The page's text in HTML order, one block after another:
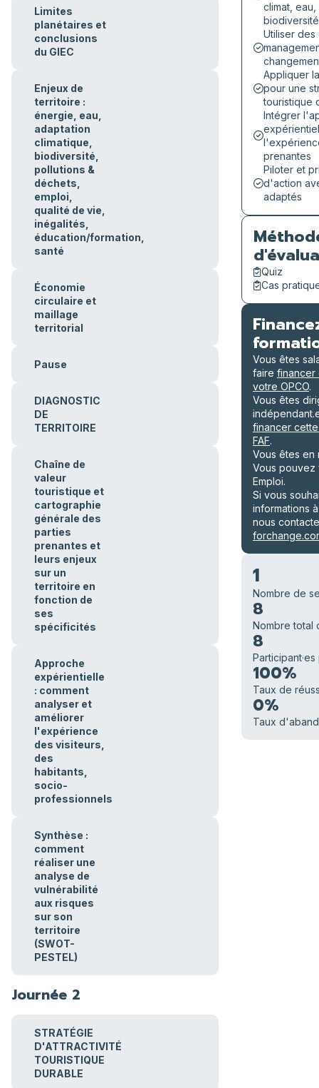
Limites
planétaires et
conclusions
du GIEC
Enjeux de
territoire :
énergie, eau,
adaptation
climatique,
biodiversité,
pollutions &
déchets,
emploi,
qualité de vie,
inégalités,
éducation/formation,
santé
Économie
circulaire et
maillage
territorial
Pause
DIAGNOSTIC
DE
TERRITOIRE
Chaîne de
valeur
touristique et
cartographie
générale des
parties
prenantes et
leurs enjeux
sur un
territoire en
fonction de
ses
spécificités
Approche
expérientielle
: comment
analyser et
améliorer
l'expérience
des visiteurs,
des
habitants,
socio-
professionnels
Synthèse :
comment
réaliser une
analyse de
vulnérabilité
aux risques
sur son
territoire
(SWOT-
PESTEL)
Journée 2
STRATÉGIE
D'ATTRACTIVITÉ
TOURISTIQUE
DURABLE
climat,
Utiliser des
Appliquer
pour une
touristique
Intégrer
prenantes
Piloter et
d'action
adaptés
Quiz
Cas
Vous êtes
faire financer
votre OPCO.
Vous êtes
financer
FAF.
Vous êtes
Vous pouvez
Emploi.
Si vous
informations
nous
1
Nombre de
8
Nombre total
8
100%
Taux de
0%
Taux